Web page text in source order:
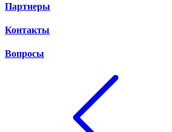
Партнеры
Контакты
Вопросы